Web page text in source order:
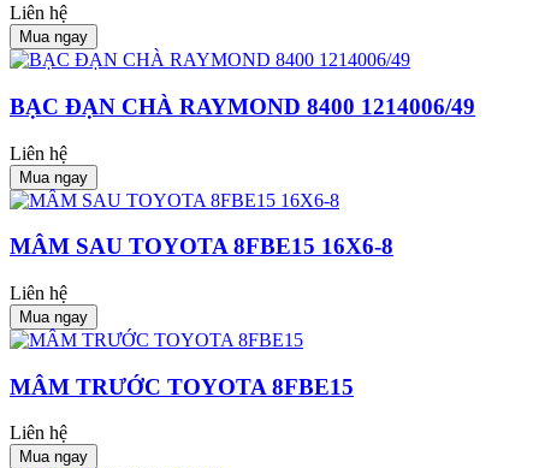
Liên hệ
Mua ngay
BẠC ĐẠN CHÀ RAYMOND 8400 1214006/49
Liên hệ
Mua ngay
MÂM SAU TOYOTA 8FBE15 16X6-8
Liên hệ
Mua ngay
MÂM TRƯỚC TOYOTA 8FBE15
Liên hệ
Mua ngay